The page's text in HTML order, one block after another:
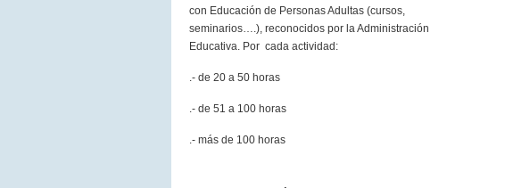
con Educación de Personas Adultas (cursos,
seminarios….), reconocidos por la Administración
Educativa. Por cada actividad:
.- de 20 a 50 horas
.- de 51 a 100 horas
.- más de 100 horas